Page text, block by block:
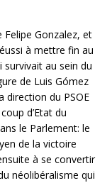
Felipe Gonzalez, et
à mettre fin au
survivait au sein du
de Luis Gómez
direction du PSOE
d’Etat du
le Parlement: le
de la victoire
à se convertir
néolibéralisme qui